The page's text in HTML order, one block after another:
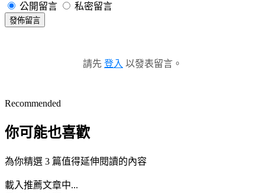
公開留言 私密留言
發佈留言
請先 登入 以發表留言。
Recommended
你可能也喜歡
為你精選 3 篇值得延伸閱讀的內容
載入推薦文章中...